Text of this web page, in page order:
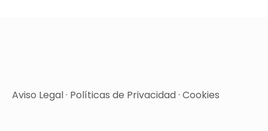
Aviso Legal· Políticas de Privacidad· Cookies